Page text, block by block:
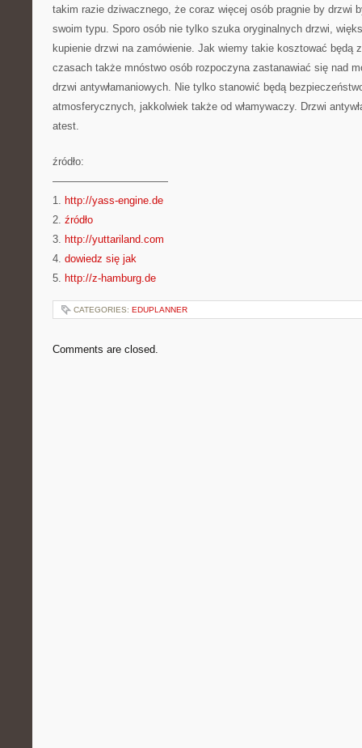
takim razie dziwacznego, że coraz więcej osób pragnie by drzwi
swoim typu. Sporo osób nie tylko szuka oryginalnych drzwi,
kupienie drzwi na zamówienie. Jak wiemy takie kosztować będą
czasach także mnóstwo osób rozpoczyna zastanawiać się nad
drzwi antywłamaniowych. Nie tylko stanowić będą
atmosferycznych, jakkolwiek także od włamywaczy. Drzwi
atest.
źródło:
———————————
1. http://yass-engine.de
2. źródło
3. http://yuttariland.com
4. dowiedz się jak
5. http://z-hamburg.de
CATEGORIES: EDUPLANNER
Comments are closed.